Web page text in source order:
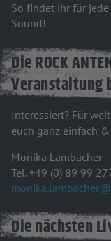
So findet ihr für
Sound!
Die ROCK
Veranstaltung
Interessiert? Für
euch ganz einfach
Monika Lambacher
Tel. +49 (0) 89 99
Die nächsten